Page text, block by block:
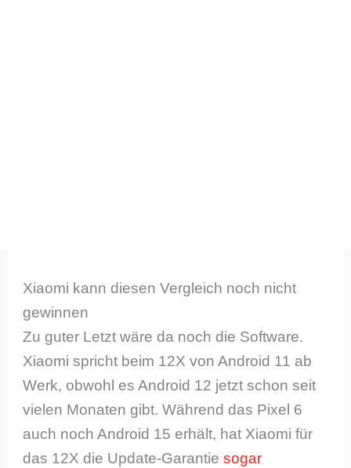
Xiaomi kann diesen Vergleich noch nicht
gewinnen
Zu guter Letzt wäre da noch die Software.
Xiaomi spricht beim 12X von Android 11 ab
Werk, obwohl es Android 12 jetzt schon seit
vielen Monaten gibt. Während das Pixel 6
auch noch Android 15 erhält, hat Xiaomi für
das 12X die Update-Garantiesogar